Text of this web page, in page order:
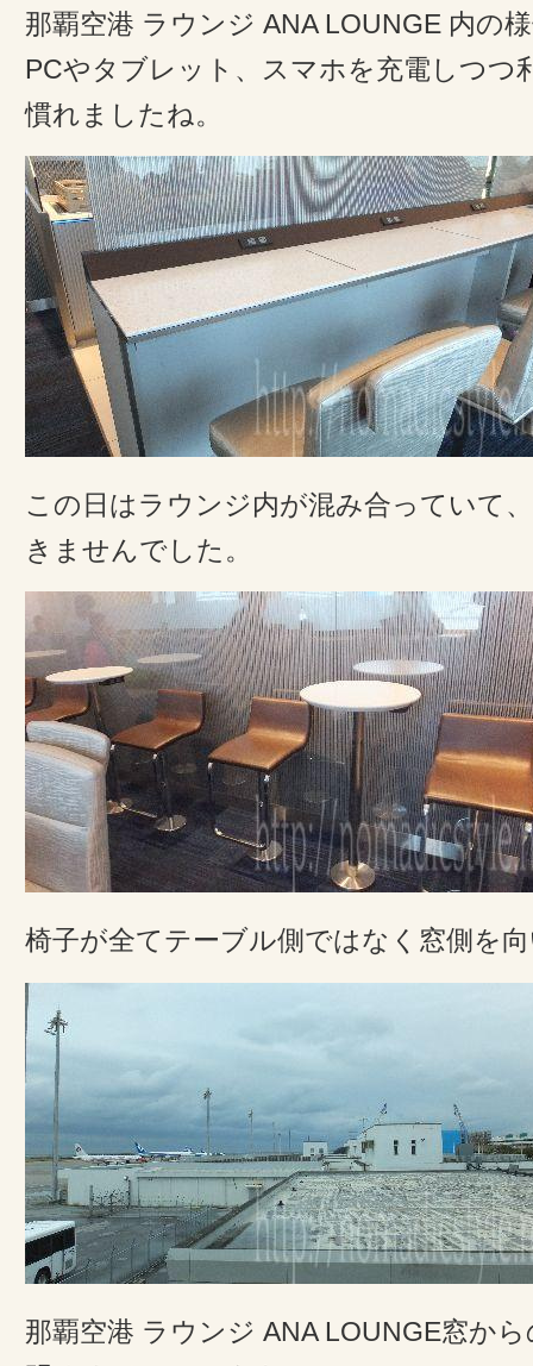
那覇空港 ラウンジ ANA LOUNGE 内の
PCやタブレット、スマホを充電しつつ
慣れましたね。
この日はラウンジ内が混み合っていて
きませんでした。
椅子が全てテーブル側ではなく窓側を
那覇空港 ラウンジ ANA LOUNGE窓か